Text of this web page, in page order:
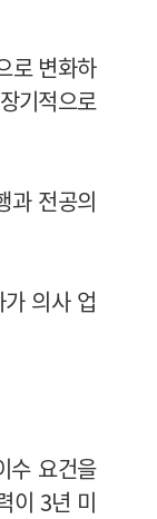
로 변화하
기적으로
과 전공의
의사 업
수 요건을
이 3년 미